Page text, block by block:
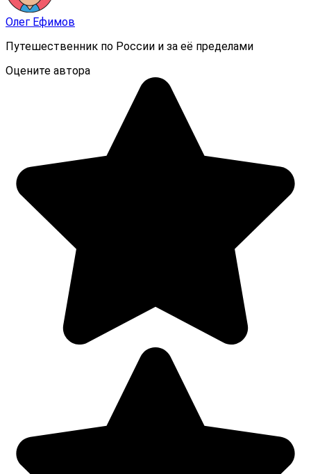
Олег Ефимов
Путешественник по России и за её пределами
Оцените автора